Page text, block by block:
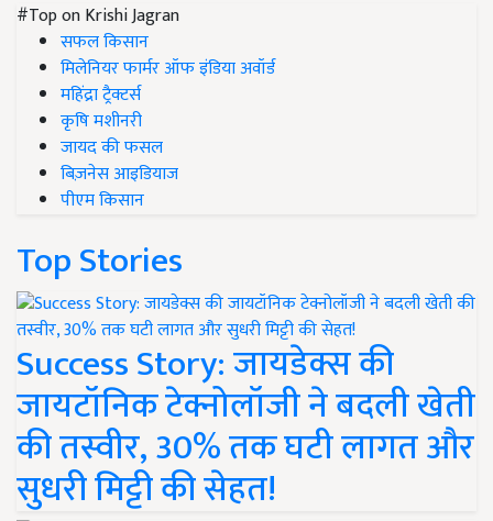
#Top on Krishi Jagran
सफल किसान
मिलेनियर फार्मर ऑफ इंडिया अवॉर्ड
महिंद्रा ट्रैक्टर्स
कृषि मशीनरी
जायद की फसल
बिज़नेस आइडियाज
पीएम किसान
Top Stories
Success Story: जायडेक्स की
जायटॉनिक टेक्नोलॉजी ने बदली खेती
की तस्वीर, 30% तक घटी लागत और
सुधरी मिट्टी की सेहत!